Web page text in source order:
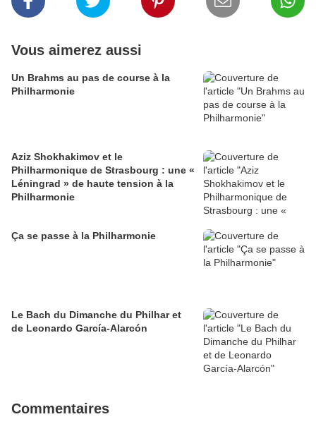
Vous aimerez aussi
Un Brahms au pas de course à la
Philharmonie
Aziz Shokhakimov et le
Philharmonique de Strasbourg : une «
Léningrad » de haute tension à la
Philharmonie
Ça se passe à la Philharmonie
Le Bach du Dimanche du Philhar et
de Leonardo García-Alarcón
Commentaires